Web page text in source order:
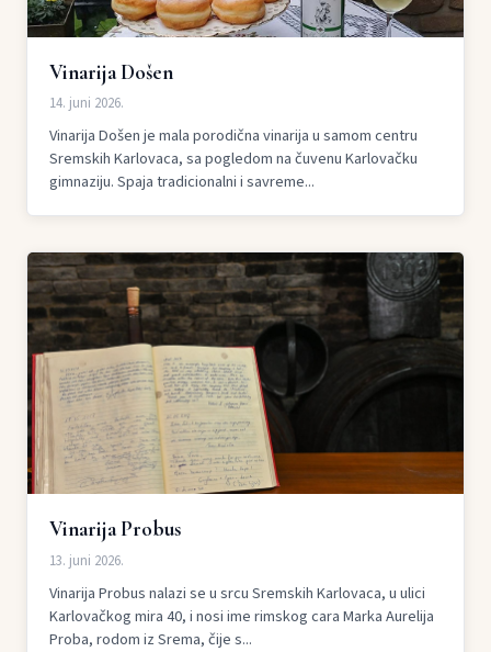
Vinarija Došen
14. juni 2026.
Vinarija Došen je mala porodična vinarija u samom centru
Sremskih Karlovaca, sa pogledom na čuvenu Karlovačku
gimnaziju. Spaja tradicionalni i savreme...
Vinarija Probus
13. juni 2026.
Vinarija Probus nalazi se u srcu Sremskih Karlovaca, u ulici
Karlovačkog mira 40, i nosi ime rimskog cara Marka Aurelija
Proba, rodom iz Srema, čije s...